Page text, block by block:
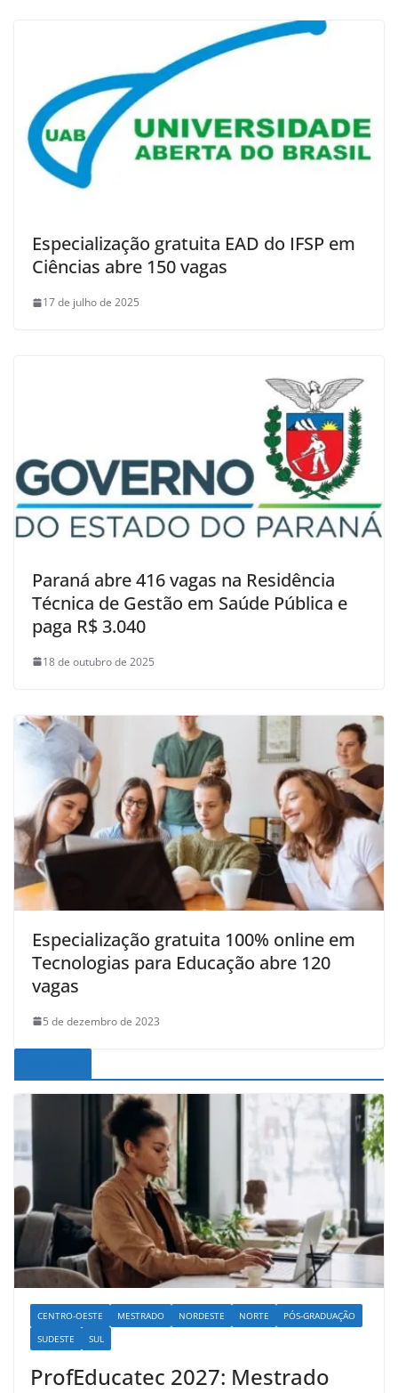
Especialização gratuita EAD do IFSP em
Ciências abre 150 vagas
17 de julho de 2025
Paraná abre 416 vagas na Residência
Técnica de Gestão em Saúde Pública e
paga R$ 3.040
18 de outubro de 2025
Especialização gratuita 100% online em
Tecnologias para Educação abre 120
vagas
5 de dezembro de 2023
CENTRO-OESTE MESTRADO NORDESTE NORTE
PÓS-GRADUAÇÃO
SUDESTE
SUL
ProfEducatec 2027: Mestrado